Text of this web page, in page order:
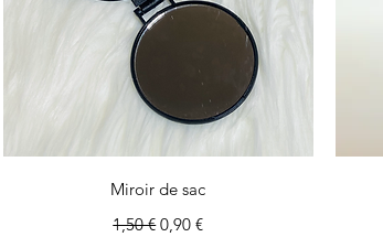
Aperçu rapide
Miroir de sac
Prix original
1,50 €Prix promotionnel
0,90 €